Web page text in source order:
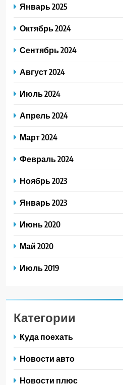
Январь 2025
Октябрь 2024
Сентябрь 2024
Август 2024
Июль 2024
Апрель 2024
Март 2024
Февраль 2024
Ноябрь 2023
Январь 2023
Июнь 2020
Май 2020
Июль 2019
Категории
Куда поехать
Новости авто
Новости плюс